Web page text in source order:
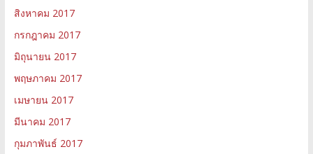
สิงหาคม 2017
กรกฎาคม 2017
มิถุนายน 2017
พฤษภาคม 2017
เมษายน 2017
มีนาคม 2017
กุมภาพันธ์ 2017